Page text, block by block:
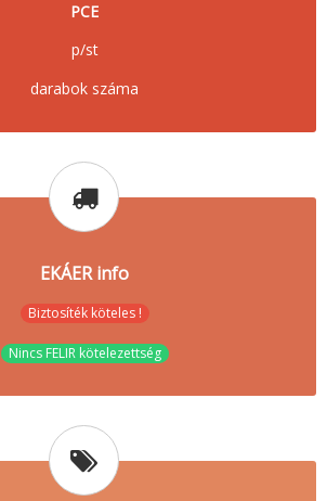
PCE
p/st
darabok száma
EKÁER info
Biztosíték köteles !
Nincs FELIR kötelezettség